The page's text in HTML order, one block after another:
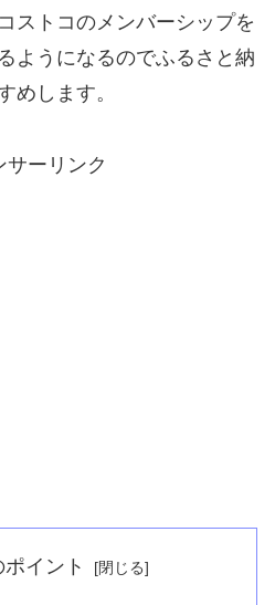
ストコのメンバーシップを
ようになるのでふるさと納
めします。
サーリンク
イント